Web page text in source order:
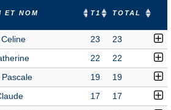
ET NOM T1 TOTAL
23 23
22 22
Pascale 19 19
17 17